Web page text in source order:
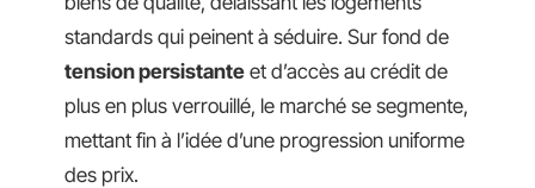
standards qui peinent à séduire. Sur fond de
tension persistante et d’accès au crédit de
plus en plus verrouillé, le marché se segmente,
mettant fin à l’idée d’une progression uniforme
des prix.